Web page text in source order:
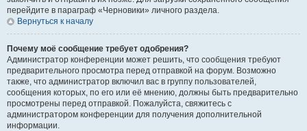
перейдите в параграф «Черновики» личного раздела.
Вернуться к началу
Почему моё сообщение требует одобрения?
Администратор конференции может решить, что сообщения требуют
предварительного просмотра перед отправкой на форум. Возможно
также, что администратор включил вас в группу пользователей,
сообщения которых, по его или её мнению, должны быть предварительно
просмотрены перед отправкой. Пожалуйста, свяжитесь с
администратором конференции для получения дополнительной
информации.